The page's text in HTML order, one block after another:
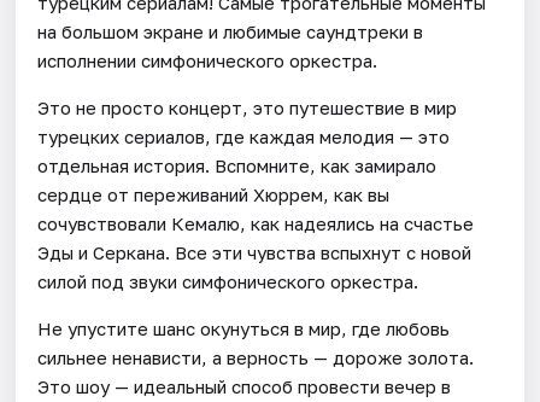
на большом экране и любимые саундтреки в
исполнении симфонического оркестра.
Это не просто концерт, это путешествие в мир
турецких сериалов, где каждая мелодия — это
отдельная история. Вспомните, как замирало
сердце от переживаний Хюррем, как вы
сочувствовали Кемалю, как надеялись на счастье
Эды и Серкана. Все эти чувства вспыхнут с новой
силой под звуки симфонического оркестра.
Не упустите шанс окунуться в мир, где любовь
сильнее ненависти, а верность — дороже золота.
Это шоу — идеальный способ провести вечер в